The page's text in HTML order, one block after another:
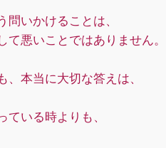
問いかけることは、
て悪いことではありません。
、本当に大切な答えは、
ている時よりも、